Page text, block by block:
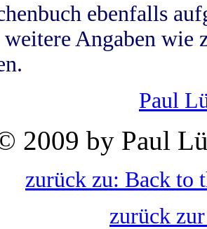
ebenfalls
Angaben wie
Paul
2009 by Paul
zurück zu: Back to
zurück